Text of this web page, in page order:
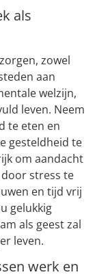
als
zowel
aan
welzijn,
leven. Neem
te eten en
gesteldheid te
om aandacht
stress te
en tijd vrij
gelukkig
als geest zal
leven.
werk en